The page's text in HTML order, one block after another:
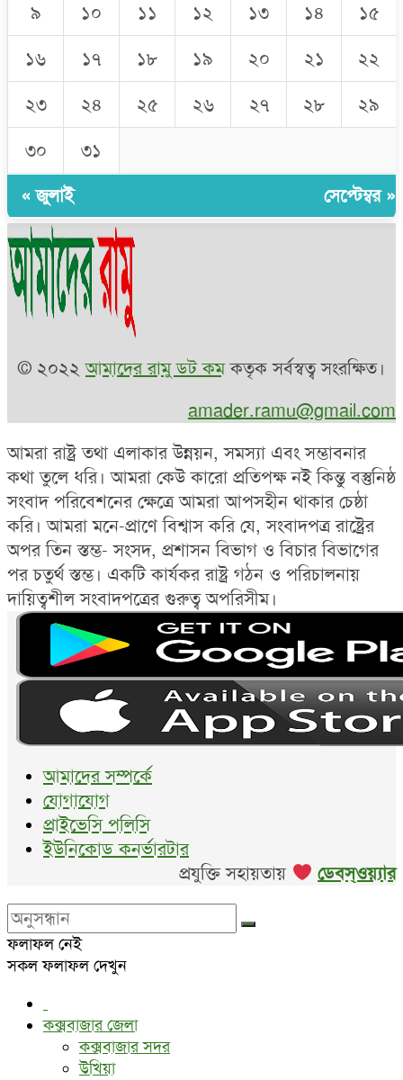
৯ ১০ ১১ ১২ ১৩ ১৪ ১৫
১৬ ১৭ ১৮ ১৯ ২০ ২১ ২২
২৩ ২৪ ২৫ ২৬ ২৭ ২৮ ২৯
৩০ ৩১
« জুলাই সেপ্টেম্বর »
© ২০২২আমাদের রামু ডট কমকতৃক সর্বস্বত্ব সংরক্ষিত।
amader.ramu@gmail.com
আমরা রাষ্ট্র তথা এলাকার উন্নয়ন, সমস্যা এবং সম্ভাবনার
কথা তুলে ধরি। আমরা কেউ কারো প্রতিপক্ষ নই কিন্তু বস্তুনিষ্ঠ
সংবাদ পরিবেশনের ক্ষেত্রে আমরা আপসহীন থাকার চেষ্ঠা
করি। আমরা মনে-প্রাণে বিশ্বাস করি যে, সংবাদপত্র রাষ্ট্রের
অপর তিন স্তম্ভ- সংসদ, প্রশাসন বিভাগ ও বিচার বিভাগের
পর চতুর্থ স্তম্ভ। একটি কার্যকর রাষ্ট্র গঠন ও পরিচালনায়
দায়িত্বশীল সংবাদপত্রের গুরুত্ব অপরিসীম।
আমাদের সম্পর্কে
যোগাযোগ
প্রাইভেসি পলিসি
ইউনিকোড কনর্ভারটার
প্রযুক্তি সহায়তায়
ডেবস্ওয়্যার
ফলাফল নেই
সকল ফলাফল দেখুন
কক্সবাজার জেলা
কক্সবাজার সদর
উখিয়া